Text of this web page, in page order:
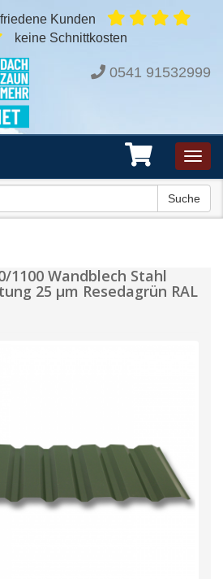
Kunden
keine Schnittkosten
0541 91532999
Suche
1100 Wandblech Stahl
25 µm Resedagrün RAL